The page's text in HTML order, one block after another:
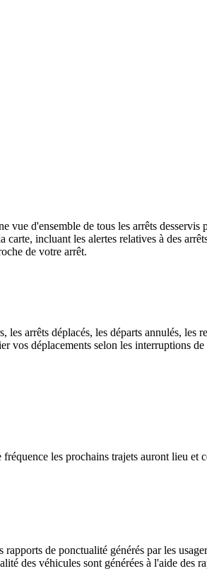
d'ensemble de tous les arrêts
incluant les alertes relatives à des
de votre arrêt.
arrêts déplacés, les départs annulés, les
déplacements selon les interruptions de
les prochains trajets auront lieu et
rapports de ponctualité générés par les
des véhicules sont générées à l'aide des